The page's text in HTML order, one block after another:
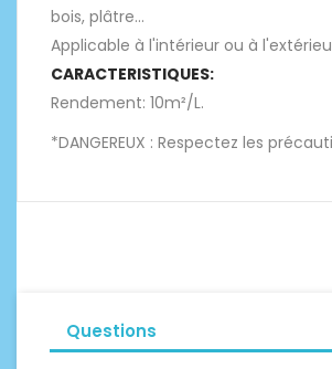
bois, plâtre...
Applicable à l'intérieur ou à
CARACTERISTIQUES:
Rendement: 10m²/L.
*DANGEREUX : Respectez les
Questions